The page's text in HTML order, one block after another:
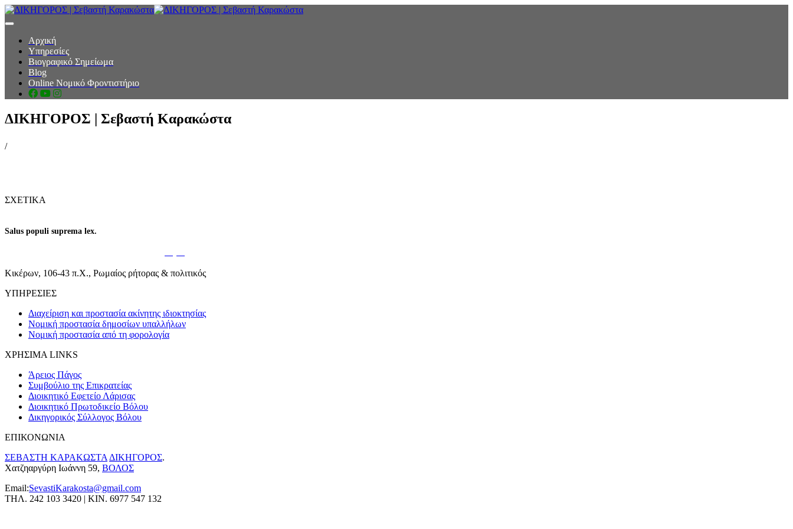
toggle navigation
Αρχική
Υπηρεσίες
Βιογραφικό Σημείωμα
Blog
Online Νομικό Φροντιστήριο
ΔΙΚΗΓΟΡΟΣ | Σεβαστή Καρακώστα
/
ΣΧΕΤΙΚΑ
Salus populi suprema lex.
Κικέρων, 106-43 π.Χ., Ρωμαίος ρήτορας & πολιτικός
ΥΠΗΡΕΣΙΕΣ
Διαχείριση και προστασία ακίνητης ιδιοκτησίας
Νομική προστασία δημοσίων υπαλλήλων
Νομική προστασία από τη φορολογία
ΧΡΗΣΙΜΑ LINKS
Άρειος Πάγος
Συμβούλιο της Επικρατείας
Διοικητικό Εφετείο Λάρισας
Διοικητικό Πρωτοδικείο Βόλου
Δικηγορικός Σύλλογος Βόλου
ΕΠΙΚΟΝΩΝΙΑ
ΣΕΒΑΣΤΗ ΚΑΡΑΚΩΣΤΑ ΔΙΚΗΓΟΡΟΣ.
Χατζηαργύρη Ιωάννη 59, ΒΟΛΟΣ
Email:SevastiKarakosta@gmail.com
ΤΗΛ. 242 103 3420 | ΚΙΝ. 6977 547 132